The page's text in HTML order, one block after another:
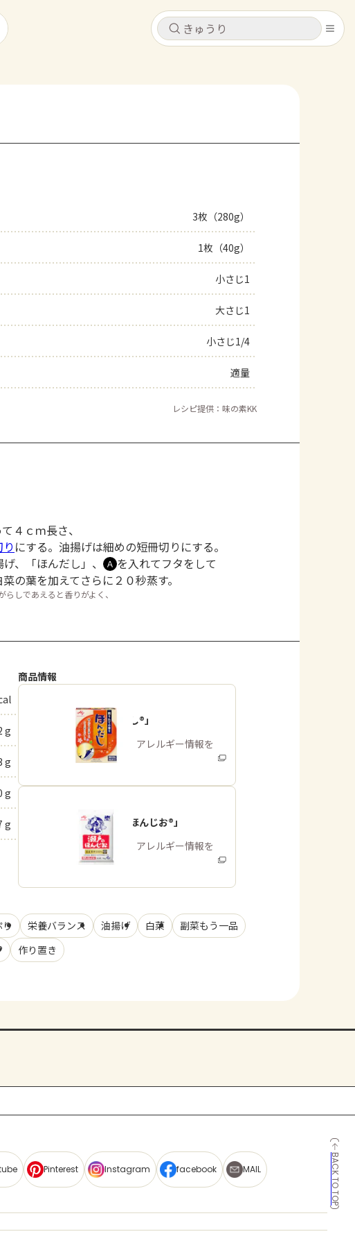
キャンセル
コンテンツ
レシピ
トーク
よくあるお問い合わせ
AJINOMOTO PARK とは
キャンセル
3枚（280g）
1枚（40g）
小さじ1
大さじ1
小さじ1/4
適量
レシピ提供：味の素KK
４ｃｍ長さ、
にする。油揚げは細めの短冊切りにする。
、「ほんだし」、 Ａ を入れてフタをして
の葉を加えてさらに２０秒蒸す。
らしであえると香りがよく、
g
g
g
g
商品情報
「ほんだし®」
商品・アレルギー情報を
みる
「瀬戸のほんじお®」
商品・アレルギー情報を
みる
栄養バランス 油揚げ 白菜
副菜もう一品
作り置き
BACK TO TOP
Pinterest Instagram facebook MAIL